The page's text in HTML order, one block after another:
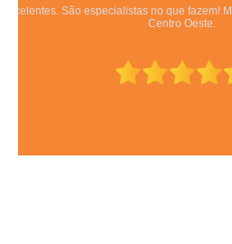
Equipe qualificada, atendimento muito
Preza pela qualidade, bom